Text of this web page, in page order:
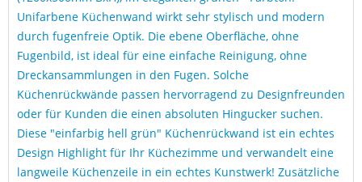
Unifarbene Küchenwand wirkt sehr stylisch und modern
durch fugenfreie Optik. Die ebene Oberfläche, ohne
Fugenbild, ist ideal für eine einfache Reinigung, ohne
Dreckansammlungen in den Fugen. Solche
Küchenrückwände passen hervorragend zu Designfreunden
oder für Kunden die einen absoluten Hingucker suchen.
Diese "einfarbig hell grün" Küchenrückwand ist ein echtes
Design Highlight für Ihr Küchezimme und verwandelt eine
langweile Küchenzeile in ein echtes Kunstwerk! Zusätzliche